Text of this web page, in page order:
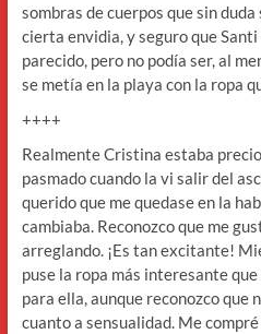
sombras de cuerpos que sin
cierta envidia, y seguro que
parecido, pero no podía ser, al
se metía en la playa con la ropa
++++
Realmente Cristina estaba
pasmado cuando la vi salir del
querido que me quedase en la
cambiaba. Reconozco que me
arreglando. ¡Es tan excitante!
puse la ropa más interesante
para ella, aunque reconozco que
cuanto a sensualidad. Me